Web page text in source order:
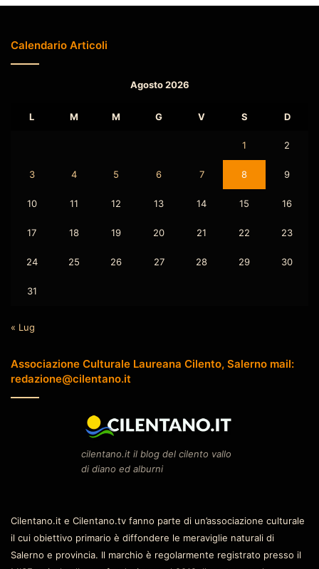
Calendario Articoli
Agosto 2026
L M M G V S D
1 2
3 4 5 6 7 8 9
10 11 12 13 14 15 16
17 18 19 20 21 22 23
24 25 26 27 28 29 30
31
« Lug
Associazione Culturale Laureana Cilento, Salerno mail:
redazione@cilentano.it
cilentano.it il blog del cilento vallo
di diano ed alburni
Cilentano.it e Cilentano.tv fanno parte di un’associazione culturale
il cui obiettivo primario è diffondere le meraviglie naturali di
Salerno e provincia. Il marchio è regolarmente registrato presso il